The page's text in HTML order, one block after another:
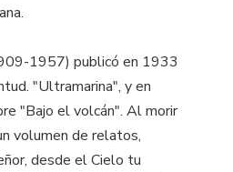
1957) publicó en 1933
"Ultramarina", y en
"Bajo el volcán". Al morir
volumen de relatos,
desde el Cielo tu